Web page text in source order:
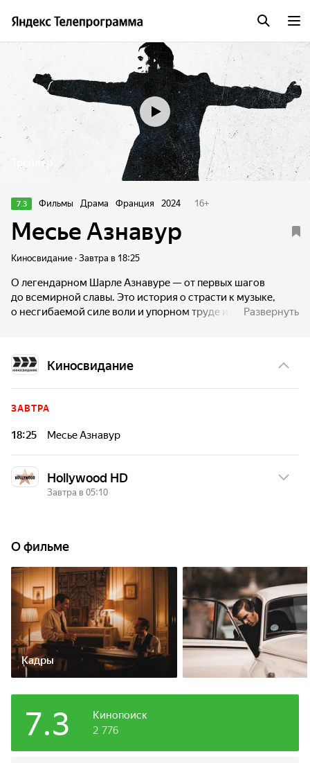
Трейлер
7.3 Фильмы Драма Франция 2024 16+
Месье Азнавур
Киносвидание · Завтра в 18:25
О легендарном Шарле Азнавуре — от первых шагов
до всемирной славы. Это история о страсти к музыке,
о несгибаемой силе воли и упорном труде и о том,
своим неповторимым талантом.
Развернуть
Киносвидание
ЗАВТРА
18:25 Месье Азнавур
Hollywood HD
Завтра в 05:10
05:10 Месье Азнавур
О фильме
Кадры
Кинопоиск
7.3 2 776